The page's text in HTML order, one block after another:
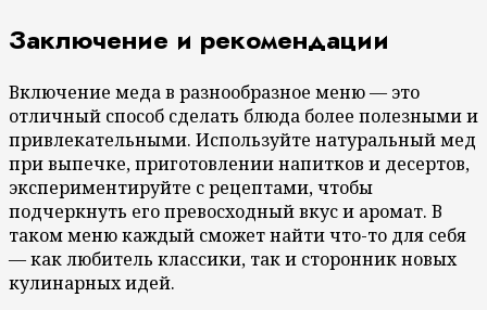
Заключение и рекомендации
Включение меда в разнообразное меню — это
отличный способ сделать блюда более полезными и
привлекательными. Используйте натуральный мед
при выпечке, приготовлении напитков и десертов,
экспериментируйте с рецептами, чтобы
подчеркнуть его превосходный вкус и аромат. В
таком меню каждый сможет найти что-то для себя
— как любитель классики, так и сторонник новых
кулинарных идей.